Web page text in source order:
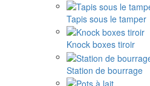
Tapis sous le tamper
Knock boxes tiroir
Station de bourrage